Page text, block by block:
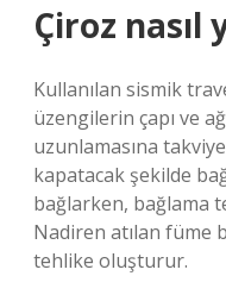
Çiroz
Kullanılan sismik
üzengilerin çapı ve
uzunlamasına
kapatacak şekilde
bağlarken, bağlama
Nadiren atılan füme
tehlike oluşturur.